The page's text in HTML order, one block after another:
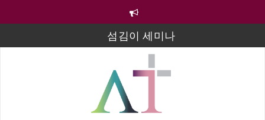
섬김이 세미나
김태희 자매 졸업연주
2023년 어린이 주일 유초등부 발표
라합3 나라 봉헌송